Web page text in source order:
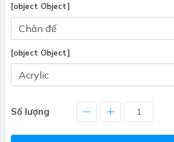
[object Object]
[object Object]
Số lượng